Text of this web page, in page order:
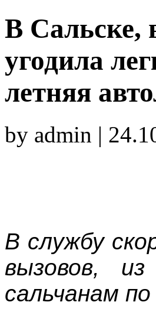
В Сальске,
угодила
летняя
by admin |
В службу
вызовов,
сальчанам